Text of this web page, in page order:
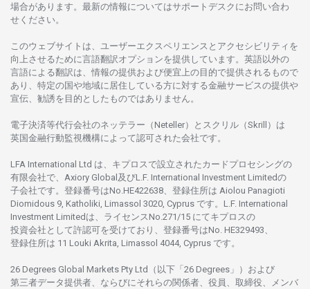
場合があります。 最新の情報についてはサポートデスクに お問い合わ
せくださ い。
このウェブサイトは、 ユーザーエクスペリエンスと アクセシビリティを
向上さ せるために言語翻訳オプションを提供しています。 英語以外の
言語に よる翻訳は、 情報の提供および便宜上の目的で提供さ れるもので
あり、 特定の国や地域に 居住している方に対する金融サービスの提供や
宣伝、 勧誘を 目的としたものではありません。
電子決済等代行会社のネッテラー （Neteller）と スクリル （Skrill）は
英国金融行動監視機構に よって認可さ れた会社です。
LFA International Ltd は、 キプロスで設立さ れた カードプロセシングの
有限会社で、Axiory Global及びL.F. International Investment Limitedの
子会社です。 登録番号はNo.HE422638、 登録住所は Aiolou Panagioti
Diomidous 9, Katholiki, Limassol 3020, Cyprus です。L.F. International
Investment Limitedは、 ライセンスNo.271/15 にてキプロスの
投資会社として許認可を受けており、 登録番号はNo. HE329493、
登録住所は 11 Louki Akrita, Limassol 4044, Cyprus です。
26 Degrees Global Markets Pty Ltd（以下「26 Degrees」） および
第三者データ提供者、ならびにそれらの関係者、役員、取締役、メンバ